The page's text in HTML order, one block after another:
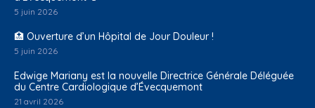
5 juin 2026
🏥 Ouverture d’un Hôpital de Jour Douleur !
5 juin 2026
Edwige Mariany est la nouvelle Directrice Générale Déléguée
du Centre Cardiologique d’Évecquemont
21 avril 2026